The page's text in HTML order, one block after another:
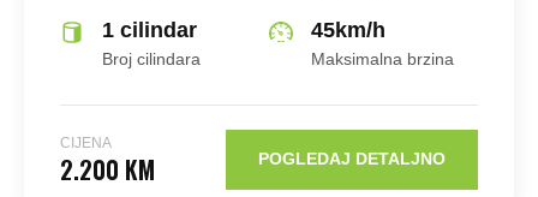
1 cilindar
Broj cilindara
45km/h
Maksimalna brzina
CIJENA
2.200 KM POGLEDAJ DETALJNO